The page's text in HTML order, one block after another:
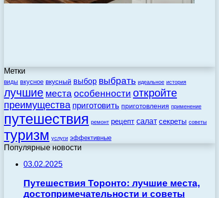
Метки
виды вкусное вкусный выбор выбрать идеальное история
лучшие места особенности откройте
преимущества приготовить приготовления применение
путешествия ремонт рецепт салат секреты советы
туризм услуги эффективные
Популярные новости
03.02.2025
Путешествия Торонто: лучшие места,
достопримечательности и советы